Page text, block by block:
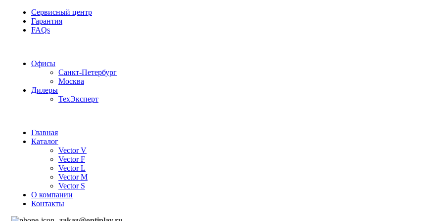
Сервисный центр
Гарантия
FAQs
Офисы
Санкт-Петербург
Москва
Дилеры
ТехЭксперт
Главная
Каталог
Vector V
Vector F
Vector L
Vector M
Vector S
О компании
Контакты